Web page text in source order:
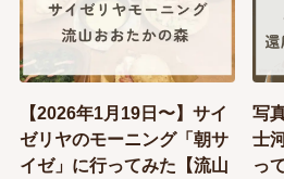
【2026年1月19日〜】サイ
ゼリヤのモーニング「朝サ
イゼ」に行ってみた【流山
写
士
っ